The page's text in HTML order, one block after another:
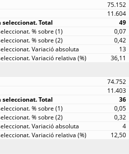
75.152
11.604
49
0,07
0,42
13
36,11
74.752
11.403
36
0,05
0,32
4
12,50